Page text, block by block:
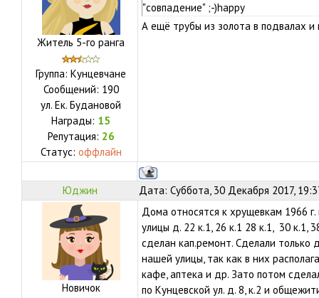
Житель 5-го ранга
Группа: Кунцевчане
Сообщений: 190
ул. Ек. Будановой
Награды: 15
Репутация: 26
Статус: оффлайн
"совпадение" ;-)happy
А ещё трубы из золота в подвалах
Юджин Дата: Суббота, 30 Декабря 2017,
Новичок
Дома относятся к хрущевкам 1966
улицы д. 22 к.1, 26 к.1 28 к.1, 30 к.1,
сделан кап.ремонт. Сделали
нашей улицы, так как в них
кафе, аптека и др. Зато потом
по Кунцевской ул. д. 8, к.2 и